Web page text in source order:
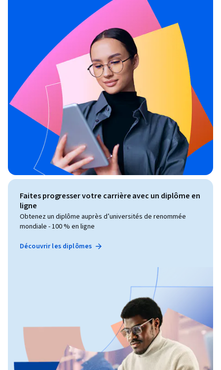
Faites progresser votre carrière avec un diplôme en
ligne
Obtenez un diplôme auprès d’universités de renommée
mondiale - 100 % en ligne
Découvrir les diplômes